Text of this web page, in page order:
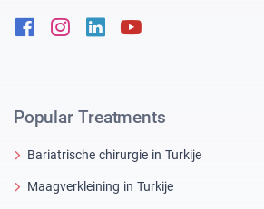
FacebookInstagram
Linkedin
Popular Treatments
Bariatrische chirurgie in Turkije
Maagverkleining in Turkije